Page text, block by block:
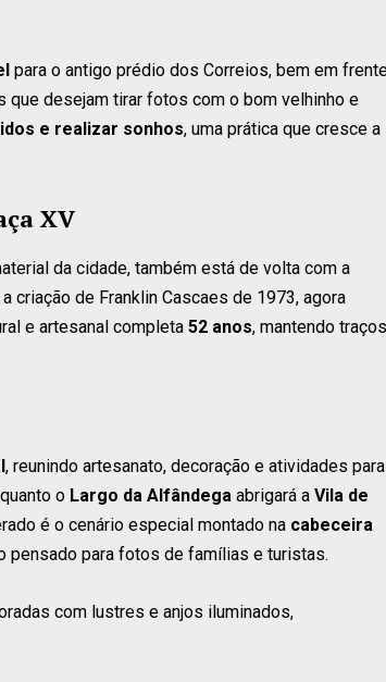
para o antigo prédio dos Correios, bem em
que desejam tirar fotos com o bom velhinho e
e realizar sonhos, uma prática que cresce a
XV
da cidade, também está de volta com a
criação de Franklin Cascaes de 1973, agora
e artesanal completa 52 anos, mantendo traços
, reunindo artesanato, decoração e atividades para
o Largo da Alfândega abrigará a Vila de
é o cenário especial montado na cabeceira
pensado para fotos de famílias e turistas.
com lustres e anjos iluminados,